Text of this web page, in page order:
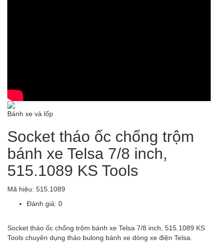
Bánh xe và lốp
Socket tháo ốc chống trộm
bánh xe Telsa 7/8 inch,
515.1089 KS Tools
Mã hiệu: 515.1089
Đánh giá: 0
Socket tháo ốc chống trộm bánh xe Telsa 7/8 inch, 515.1089 KS
Tools chuyên dụng tháo bulong bánh xe dòng xe điện Telsa.